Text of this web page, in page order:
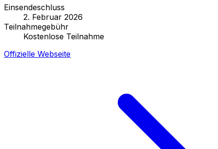
Einsendeschluss
2. Februar 2026
Teilnahmegebühr
Kostenlose Teilnahme
Offizielle Webseite